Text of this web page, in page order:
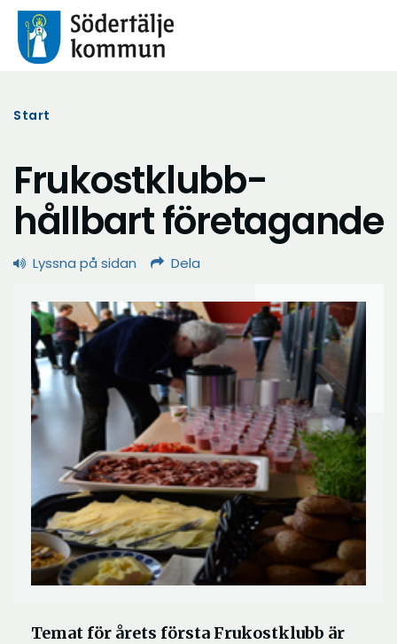
Start
Frukostklubb-
hållbart företagande
Lyssna på sidan Dela
Temat för årets första Frukostklubb är